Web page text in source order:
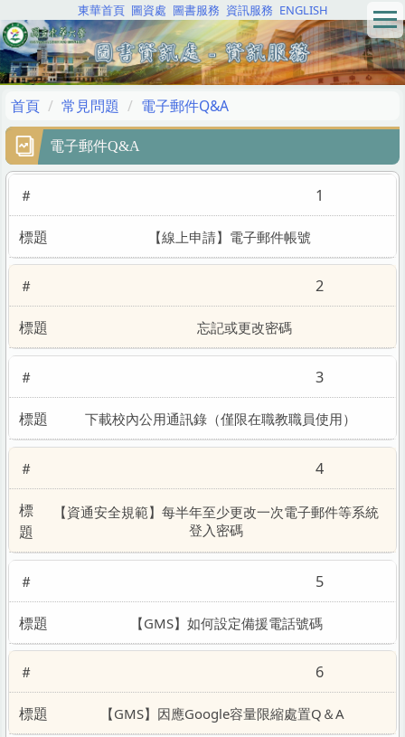
到
主
要
容
區
東華首頁 圖資處 圖書服務 資訊服務 ENGLISH
首頁 常見問題 電子郵件Q&A
電子郵件Q&A
1
【線上申請】電子郵件帳號
2
忘記或更改密碼
3
下載校內公用通訊錄（僅限在職教職員使用）
4
【資通安全規範】每半年至少更改一次電子郵件等系統
登入密碼
5
【GMS】如何設定備援電話號碼
6
【GMS】因應Google容量限縮處置Q＆A